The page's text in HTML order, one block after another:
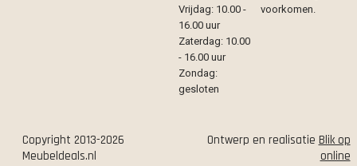
Vrijdag: 10.00 -
16.00 uur
Zaterdag: 10.00
- 16.00 uur
Zondag:
gesloten
voorkomen.
Copyright 2013-2026
Meubeldeals.nl
Ontwerp en realisatie Blik op
online